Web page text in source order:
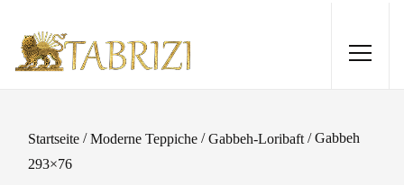
Startseite /Moderne Teppiche /Gabbeh-Loribaft / Gabbeh
293×76